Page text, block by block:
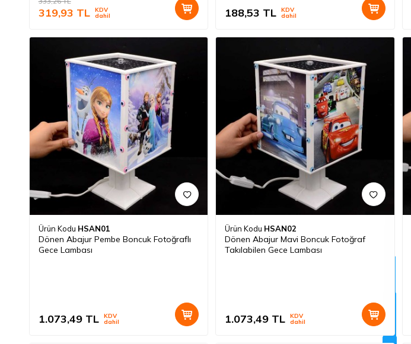
319,93 TL KDV
dahil 188,53 TL KDV
dahil
Ürün Kodu HSAN01
Dönen Abajur Pembe Boncuk Fotoğraflı
Gece Lambası
1.073,49TL KDV
dahil
Ürün Kodu HSAN02
Dönen Abajur Mavi Boncuk Fotoğraf
Takılabilen Gece Lambası
1.073,49 TL KDV
dahil